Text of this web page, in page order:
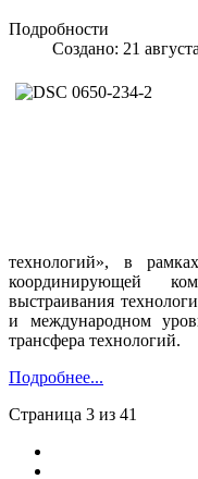
Подробности
Создано: 21
технологий», в
координирующей
выстраивания
и международном
трансфера технологий.
Подробнее...
Страница 3 из 41